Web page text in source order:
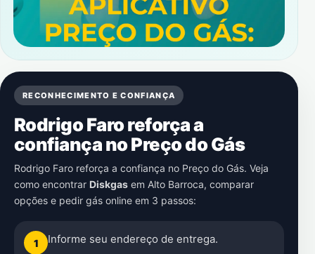
RECONHECIMENTO E CONFIANÇA
Rodrigo Faro reforça a
confiança no Preço do Gás
Rodrigo Faro reforça a confiança no Preço do Gás. Veja
como encontrar Diskgas em Alto Barroca, comparar
opções e pedir gás online em 3 passos:
1 Informe seu endereço de entrega.